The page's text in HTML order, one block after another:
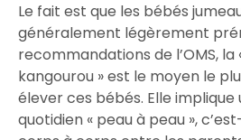
Le fait est que les bébés
généralement légèrement
recommandations de l’OMS, la
kangourou » est le moyen le
élever ces bébés. Elle
quotidien « peau à peau »,